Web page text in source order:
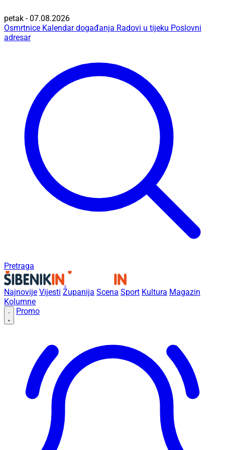
petak - 07.08.2026
Osmrtnice Kalendar događanja Radovi u tijeku Poslovni
adresar
Pretraga
Najnovije Vijesti Županija Scena Sport Kultura Magazin
Kolumne
Promo